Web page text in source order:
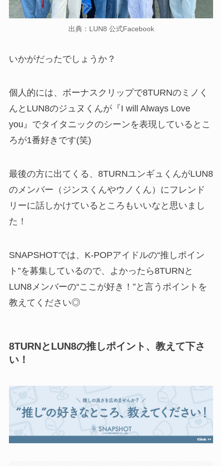
出典：LUN8 公式Facebook
いかがだったでしょうか？
個人的には、ボーナスクリップで8TURNのミノく
んとLUN8のジュヌくんが『I will Always Love
you』でタイタニックのシーンを表現しているとこ
ろが1番好きです(笑)
最後の方に出てくる、8TURNユンギュくんがLUN8
のメンバー（ジンスくんやウノくん）にフレンド
リーに話しかけているところもいいなと思いまし
た！
SNAPSHOTでは、K-POPアイドルの“推しポイン
ト”を募集しているので、よかったら8TURNと
LUN8メンバーの“ここが好き！”と言うポイントを
教えてください◎
8TURNとLUN8の推しポイント、教えて下さ
い！